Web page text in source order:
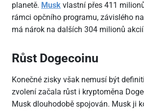
planetě. Musk vlastní přes 411
rámci opčního programu, závislého
má nárok na dalších 304 milionů
Růst Dogecoinu
Konečné zisky však nemusí být
zvolení začala růst i kryptoměna
Musk dlouhodobě spojován. Musk ji